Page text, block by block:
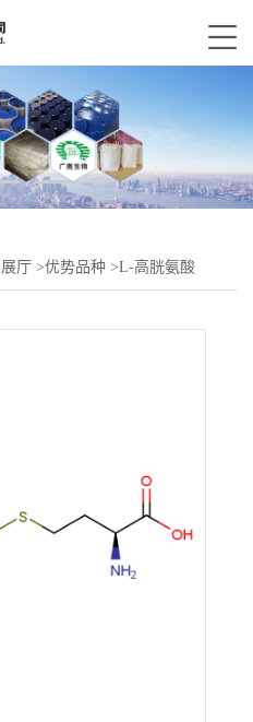
厅 >优势品种 >L-高胱氨酸